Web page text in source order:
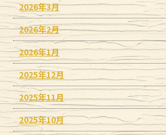
2026年3月
2026年2月
2026年1月
2025年12月
2025年11月
2025年10月